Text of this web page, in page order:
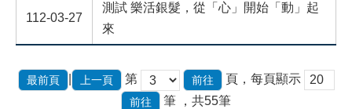
112-03-27
測試 樂活銀髮，從「心」開始「動」起
來
最前頁 上一頁 第
頁，每頁顯示
筆
，共55筆